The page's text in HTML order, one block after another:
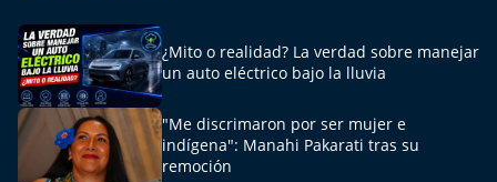
¿Mito o realidad? La verdad sobre manejar
un auto eléctrico bajo la lluvia
"Me discrimaron por ser mujer e
indígena": Manahi Pakarati tras su
remoción